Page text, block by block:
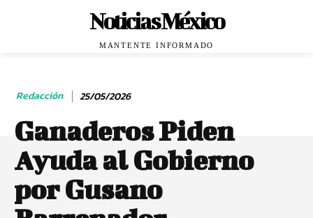
Noticias México
MANTENTE INFORMADO
Redacción 25/05/2026
Ganaderos Piden
Ayuda al Gobierno
por Gusano